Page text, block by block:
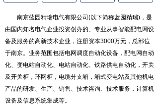
南京蓝园精瑞电气有限公司(以下简称蓝园精瑞)，是
由国内知名电气企业投资创办的、专业从事智能配电网设
备及服务的高新技术企业，注册资本3000万元，总部位
于南京。业务范围包括电网调度自动化设备，配电网自动
化、变电站自动化、电站自动化、铁路供电自动化，开关
及开关柜，环网柜，电缆分支箱，箱式变电站及其他机电
产品的研发、生产、销售、技术咨询、技术服务，计算机
设备及信息系统集成等。